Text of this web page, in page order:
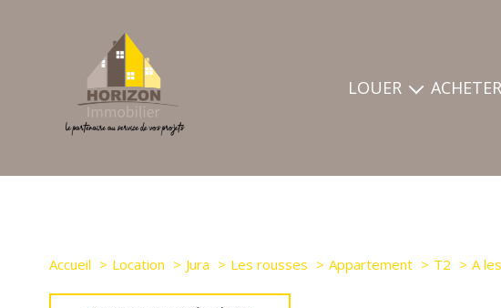
LOUER ACHETER
Accueil Location Jura Les rousses Appartement T2 A